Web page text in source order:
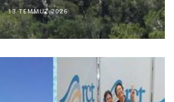
13 TEMMUZ 2026